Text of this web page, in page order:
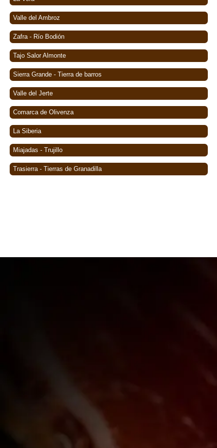
Valle del Ambroz
Zafra - Río Bodión
Tajo Salor Almonte
Sierra Grande - Tierra de barros
Valle del Jerte
Comarca de Olivenza
La Siberia
Miajadas - Trujillo
Trasierra - Tierras de Granadilla